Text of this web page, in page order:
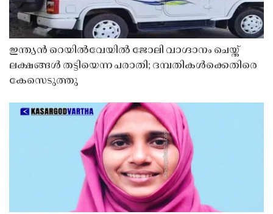
ഇന്ത്യൻ റെയിൽവേയിൽ ജോലി വാഗ്ദാനം ചെയ്ത്
ലക്ഷങ്ങൾ തട്ടിയെന്ന പരാതി; ദമ്പതികൾക്കെതിരെ
കേസെടുത്തു